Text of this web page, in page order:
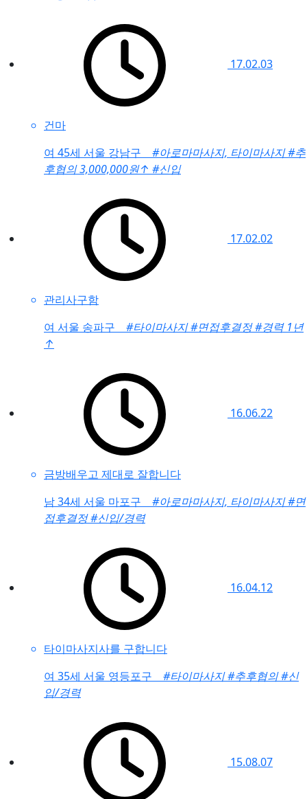
17.02.03
건마
여 45세 서울 강남구 #아로마마사지, 타이마사지#추
후협의 3,000,000원↑ #신입
17.02.02
관리사구함
여 서울 송파구 #타이마사지#면접후결정#경력 1년
↑
16.06.22
금방배우고 제대로 잘합니다
남34세 서울 마포구 #아로마마사지, 타이마사지#면
접후결정#신입/경력
16.04.12
타이마사지사를 구합니다
여 35세 서울 영등포구 #타이마사지#추후협의#신
입/경력
15.08.07